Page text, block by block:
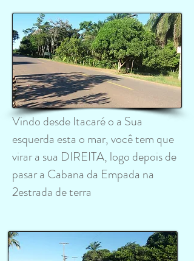
Vindo desde Itacaré o a Sua
esquerda esta o mar, você tem que
virar a sua DIREITA, logo depois de
pasar a Cabana da Empada na
2estrada de terra